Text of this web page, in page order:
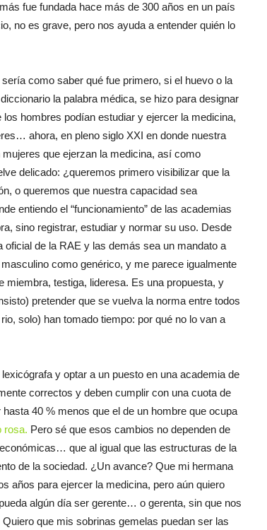
fue fundada hace más de 300 años en un país
no es grave, pero nos ayuda a entender quién lo
como saber qué fue primero, si el huevo o la
la palabra médica, se hizo para designar
hombres podían estudiar y ejercer la medicina,
ahora, en pleno siglo XXI en donde nuestra
que ejerzan la medicina, así como
delicado: ¿queremos primero visibilizar que la
o queremos que nuestra capacidad sea
entiendo el “funcionamiento” de las academias
sino registrar, estudiar y normar su uso. Desde
de la RAE y las demás sea un mandato a
como genérico, y me parece igualmente
miembra, testiga, lideresa. Es una propuesta, y
pretender que se vuelva la norma entre todos
solo) han tomado tiempo: por qué no lo van a
y optar a un puesto en una academia de
correctos y deben cumplir con una cuota de
40 % menos que el de un hombre que ocupa
rosa. Pero sé que esos cambios no dependen de
que al igual que las estructuras de la
de la sociedad. ¿Un avance? Que mi hermana
años para ejercer la medicina, pero aún quiero
algún día ser gerente… o gerenta, sin que nos
que mis sobrinas gemelas puedan ser las